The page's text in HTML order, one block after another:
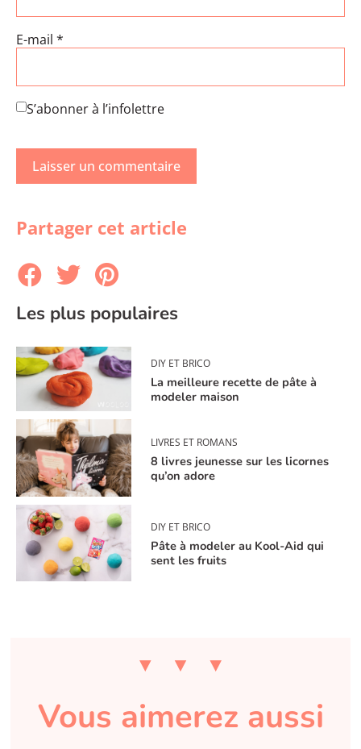
E-mail *
S’abonner à l’infolettre
Partager cet article
Les plus populaires
DIY ET BRICO
La meilleure recette de pâte à
modeler maison
LIVRES ET ROMANS
8 livres jeunesse sur les licornes
qu’on adore
DIY ET BRICO
Pâte à modeler au Kool-Aid qui
sent les fruits
Vous aimerez aussi